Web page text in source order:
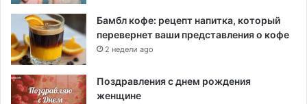
Бамбл кофе: рецепт напитка, который
перевернет ваши представления о кофе
2 недели ago
Поздравления с днем рождения
женщине